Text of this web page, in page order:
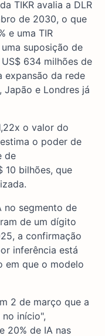
TIKR avalia a DLR
de 2030, o que
e uma TIR
suposição de
634 milhões de
expansão da rede
Japão e Londres já
o valor do
o poder de
de
10 bilhões, que
no segmento de
de um dígito
a confirmação
inferência está
em que o modelo
2 de março que a
início",
20% de IA nas